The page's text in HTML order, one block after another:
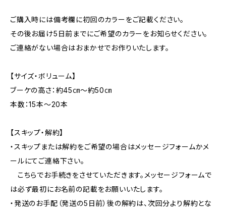
ご購入時には備考欄に初回のカラーをご記載ください。
その後お届け5日前までにご希望のカラーをお知らせください。
ご連絡がない場合はおまかせでお作りいたします。
【サイズ・ボリューム】
ブーケの高さ：約45㎝～約50㎝
本数：15本～20本
【スキップ・解約】
・スキップまたは解約をご希望の場合はメッセージフォームかメ
ールにてご連絡下さい。
こちらでお手続きをさせていただきます。メッセージフォームで
は必ず最初にお名前の記載をお願いいたします。
・発送のお手配（発送の5日前）後の解約は、次回分より解約とな